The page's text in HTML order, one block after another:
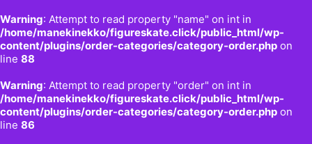
Warning: Attempt to read property "name" on int in
/home/manekinekko/figureskate.click/public_html/wp-
content/plugins/order-categories/category-order.php on
line 88
Warning: Attempt to read property "order" on int in
/home/manekinekko/figureskate.click/public_html/wp-
content/plugins/order-categories/category-order.php on
line 86